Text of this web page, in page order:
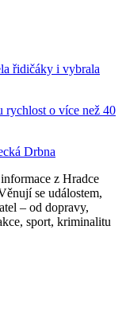
řidičáky i vybrala
o více než 40
Drbna
z Hradce
se událostem,
– od dopravy,
sport, kriminalitu